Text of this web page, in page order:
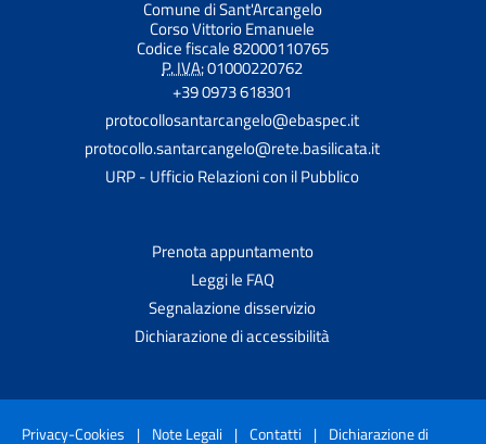
Comune di Sant'Arcangelo
Corso Vittorio Emanuele
Codice fiscale 82000110765
P. IVA:01000220762
+39 0973 618301
protocollosantarcangelo@ebaspec.it
protocollo.santarcangelo@rete.basilicata.it
URP - Ufficio Relazioni con il Pubblico
Prenota appuntamento
Leggi le FAQ
Segnalazione disservizio
Dichiarazione di accessibilità
Privacy-Cookies | Note Legali | Contatti | Dichiarazione di